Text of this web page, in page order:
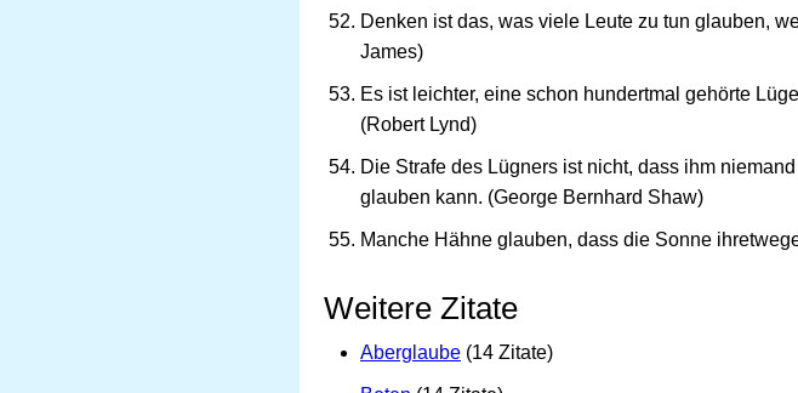
Denken ist das, was viele Leute zu tun glauben,
James)
Es ist leichter, eine schon hundertmal gehörte
(Robert Lynd)
Die Strafe des Lügners ist nicht, dass ihm
glauben kann. (George Bernhard Shaw)
Manche Hähne glauben, dass die Sonne
Weitere Zitate
Aberglaube (14 Zitate)